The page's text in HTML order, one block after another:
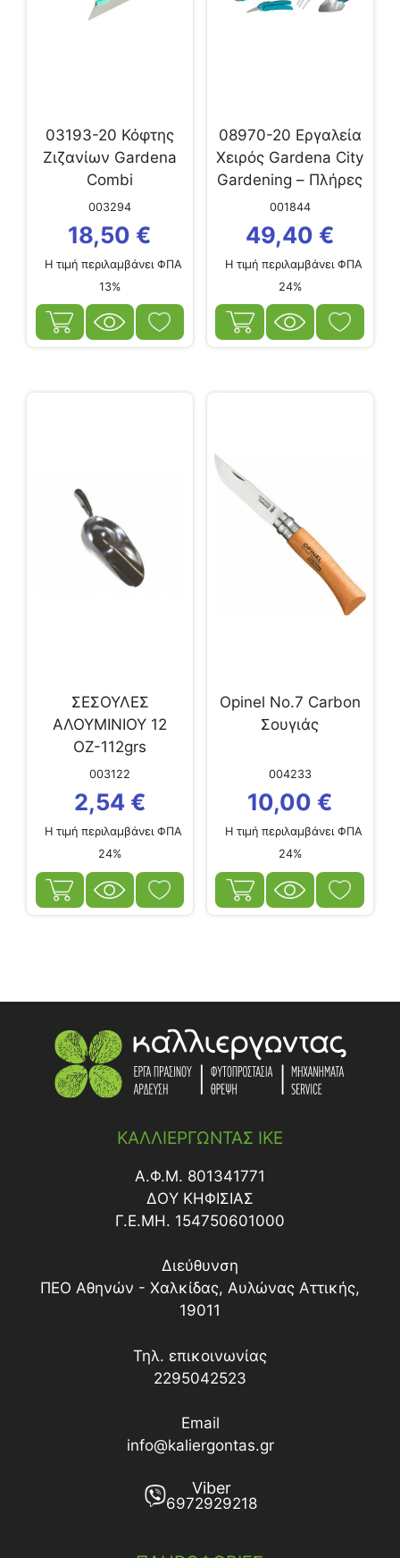
03193-20 Κόφτης
Ζιζανίων Gardena
Combi
003294
18,50 €
Η τιμή περιλαμβάνει ΦΠΑ
13%
08970-20 Εργαλεία
Χειρός Gardena City
Gardening – Πλήρες
Σετ
001844
49,40 €
Η τιμή περιλαμβάνει ΦΠΑ
24%
ΣΕΣΟΥΛΕΣ
ΑΛΟΥΜΙΝΙΟΥ 12
ΟΖ-112grs
003122
2,54 €
Η τιμή περιλαμβάνει ΦΠΑ
24%
Opinel Νo.7 Carbon
Σουγιάς
004233
10,00 €
Η τιμή περιλαμβάνει ΦΠΑ
24%
ΚΑΛΛΙΕΡΓΩΝΤΑΣ ΙΚΕ
Α.Φ.Μ. 801341771
ΔΟY ΚΗΦΙΣΙΑΣ
Γ.Ε.ΜΗ. 154750601000
Διεύθυνση
ΠΕΟ Αθηνών - Χαλκίδας, Αυλώνας Αττικής,
19011
Τηλ. επικοινωνίας
2295042523
Email
info@kaliergontas.gr
Viber
6972929218